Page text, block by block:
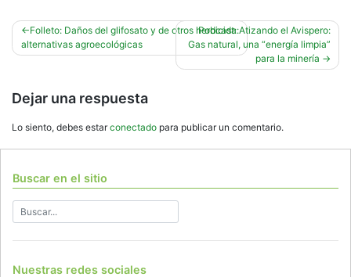
Navegación
de
Folleto: Daños del glifosato y de otros herbicida:
alternativas agroecológicas
Podcast: Atizando el Avispero:
Gas natural, una “energía limpia”
para la minería
Dejar una respuesta
Lo siento, debes estarconectado para publicar un comentario.
Buscar en el sitio
Nuestras redes sociales